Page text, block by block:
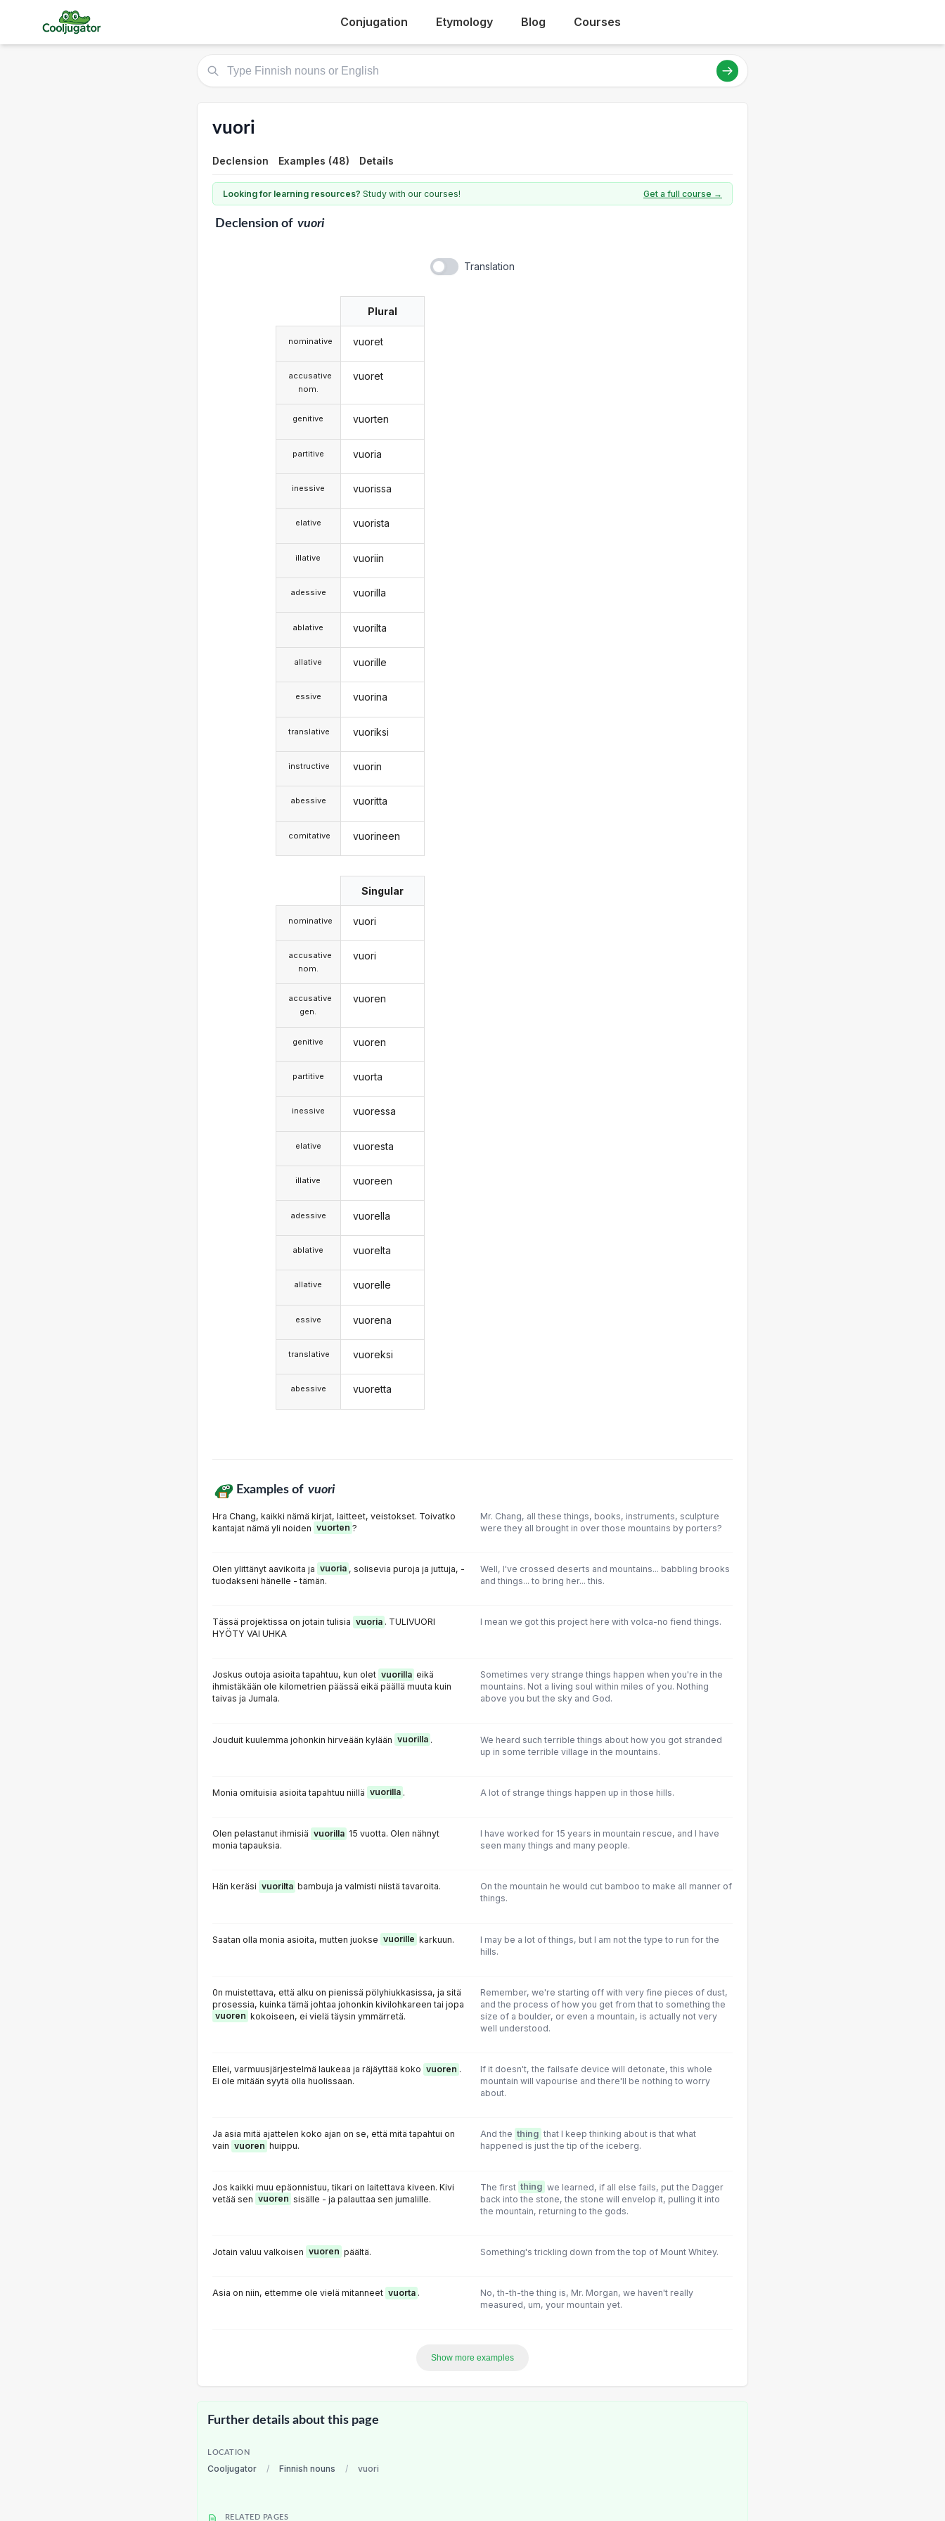
Conjugation Etymology Blog Courses
vuori
Declension Examples (48) Details
Looking for learning resources? Study with our courses! Get a full course →
Declensionof vuori
Translation
nominative
accusative
nom.
genitive
partitive
inessive
elative
illative
adessive
ablative
allative
essive
translative
instructive
abessive
comitative
Plural
vuoret
vuoret
vuorten
vuoria
vuorissa
vuorista
vuoriin
vuorilla
vuorilta
vuorille
vuorina
vuoriksi
vuorin
vuoritta
vuorineen
nominative
accusative
nom.
accusative
gen.
genitive
partitive
inessive
elative
illative
adessive
ablative
allative
essive
translative
abessive
Singular
vuori
vuori
vuoren
vuoren
vuorta
vuoressa
vuoresta
vuoreen
vuorella
vuorelta
vuorelle
vuorena
vuoreksi
vuoretta
Examples of vuori
Hra Chang, kaikki nämä kirjat, laitteet, veistokset. Toivatko
kantajat nämä yli noiden vuorten ?
Mr. Chang, all these things, books, instruments, sculpture
were they all brought in over those mountains by porters?
Olen ylittänyt aavikoita ja vuoria , solisevia puroja ja juttuja, -
tuodakseni hänelle - tämän.
Well, I've crossed deserts and mountains... babbling brooks
and things... to bring her... this.
Tässä projektissa on jotain tulisia vuoria . TULIVUORI
HYÖTY VAI UHKA
I mean we got this project here with volca-no fiend things.
Joskus outoja asioita tapahtuu, kun olet vuorilla eikä
ihmistäkään ole kilometrien päässä eikä päällä muuta kuin
taivas ja Jumala.
Sometimes very strange things happen when you're in the
mountains. Not a living soul within miles of you. Nothing
above you but the sky and God.
Jouduit kuulemma johonkin hirveään kylään vuorilla .
We heard such terrible things about how you got stranded
up in some terrible village in the mountains.
Monia omituisia asioita tapahtuu niillä vuorilla . A lot of strange things happen up in those hills.
Olen pelastanut ihmisiä vuorilla 15 vuotta. Olen nähnyt
monia tapauksia.
I have worked for 15 years in mountain rescue, and I have
seen many things and many people.
Hän keräsi vuorilta bambuja ja valmisti niistä tavaroita.
On the mountain he would cut bamboo to make all manner of
things.
Saatan olla monia asioita, mutten juokse vuorille karkuun.
I may be a lot of things, but I am not the type to run for the
hills.
0n muistettava, että alku on pienissä pölyhiukkasissa, ja sitä
prosessia, kuinka tämä johtaa johonkin kivilohkareen tai jopa
vuoren kokoiseen, ei vielä täysin ymmärretä.
Remember, we're starting off with very fine pieces of dust,
and the process of how you get from that to something the
size of a boulder, or even a mountain, is actually not very
well understood.
Ellei, varmuusjärjestelmä laukeaa ja räjäyttää koko vuoren .
Ei ole mitään syytä olla huolissaan.
If it doesn't, the failsafe device will detonate, this whole
mountain will vapourise and there'll be nothing to worry
about.
Ja asia mitä ajattelen koko ajan on se, että mitä tapahtui on
vain vuoren huippu.
And the thing that I keep thinking about is that what
happened is just the tip of the iceberg.
Jos kaikki muu epäonnistuu, tikari on laitettava kiveen. Kivi
vetää sen vuoren sisälle - ja palauttaa sen jumalille.
The first thing we learned, if all else fails, put the Dagger
back into the stone, the stone will envelop it, pulling it into
the mountain, returning to the gods.
Jotain valuu valkoisen vuoren päältä. Something's trickling down from the top of Mount Whitey.
Asia on niin, ettemme ole vielä mitanneet vuorta .
No, th-th-the thing is, Mr. Morgan, we haven't really
measured, um, your mountain yet.
Show more examples
Further details about this page
LOCATION
Cooljugator / Finnish nouns / vuori
RELATED PAGES